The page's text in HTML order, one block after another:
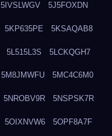
5IVSLWGV 5J5FOXDN
5KP635PE 5KSAQAB8
5L515L3S 5LCKQGH7
5M8JMWFU 5MC4C6M0
5NROBV9R 5NSPSK7R
5OIXNVW6 5OPF8A7F